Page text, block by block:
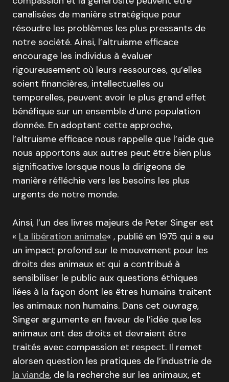
canalisées de manière stratégique pour
résoudre les problèmes les plus pressants de
notre société. Ainsi, l’altruisme efficace
encourage les individus à évaluer
rigoureusement où leurs ressources, qu’elles
soient financières, intellectuelles ou
temporelles, peuvent avoir le plus grand effet
bénéfique sur un ensemble d’une population
donnée. En adoptant cette approche,
l’altruisme efficace nous rappelle que l’aide que
nous apportons aux autres peut être bien plus
significative lorsque nous la dirigeons de
manière réfléchie vers les besoins les plus
urgents de notre monde.
Ainsi, l’un des livres majeurs de Peter Singer est
« La libération animale« , publié en 1975 qui a eu
un impact profond sur le mouvement pour les
droits des animaux et qui a contribué à
sensibiliser le public aux questions éthiques
liées à la façon dont les êtres humains traitent
les animaux non humains. Dans cet ouvrage,
Singer argumente en faveur de l’idée que les
animaux ont des droits et devraient être
traités avec compassion et respect. Il remet
alorsen question les pratiques de l’industrie de
la viande, de la recherche sur les animaux, et